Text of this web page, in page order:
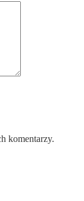
komentarzy.